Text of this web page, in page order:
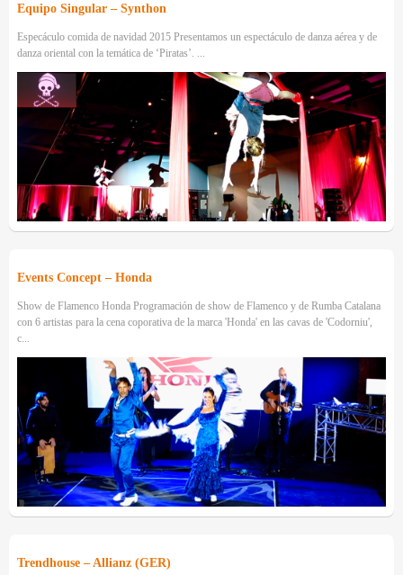
Equipo Singular – Synthon
Especáculo comida de navidad 2015 Presentamos un espectáculo de danza aérea y de
danza oriental con la temática de ‘Piratas’. ...
Events Concept – Honda
Show de Flamenco Honda Programación de show de Flamenco y de Rumba Catalana
con 6 artistas para la cena coporativa de la marca 'Honda' en las cavas de 'Codorniu',
c...
Trendhouse – Allianz (GER)